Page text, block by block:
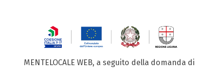
MENTELOCALE WEB, a seguito della domanda di